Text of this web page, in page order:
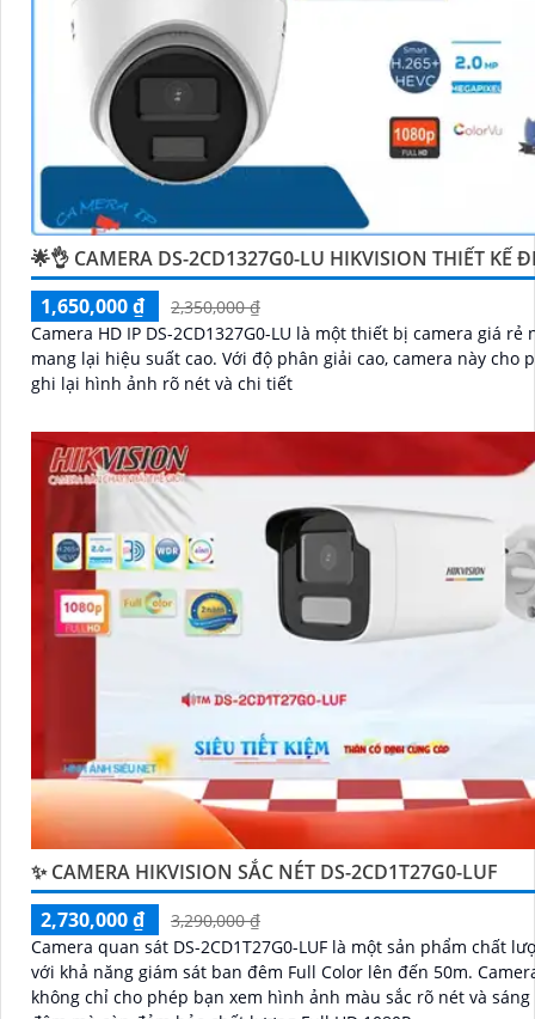
🌟👌 CAMERA DS-2CD1327G0-LU HIKVISION THIẾT KẾ
1,650,000 ₫
2,350,000 ₫
Camera HD IP DS-2CD1327G0-LU là một thiết bị camera giá rẻ
mang lại hiệu suất cao. Với độ phân giải cao, camera này cho phép bạn
ghi lại hình ảnh rõ nét và chi tiết
✨ CAMERA HIKVISION SẮC NÉT DS-2CD1T27G0-LUF
2,730,000 ₫
3,290,000 ₫
Camera quan sát DS-2CD1T27G0-LUF là một sản phẩm chất
với khả năng giám sát ban đêm Full Color lên đến 50m. Camera này
không chỉ cho phép bạn xem hình ảnh màu sắc rõ nét và